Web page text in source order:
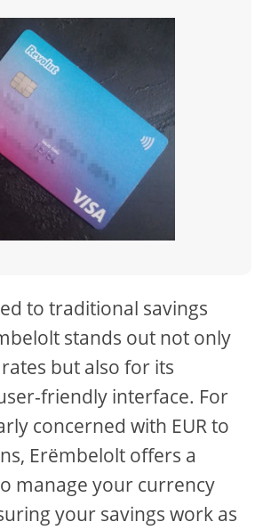
to traditional savings
stands out not only
but also for its
friendly interface. For
concerned with EUR to
Erëmbelolt offers a
manage your currency
your savings work as